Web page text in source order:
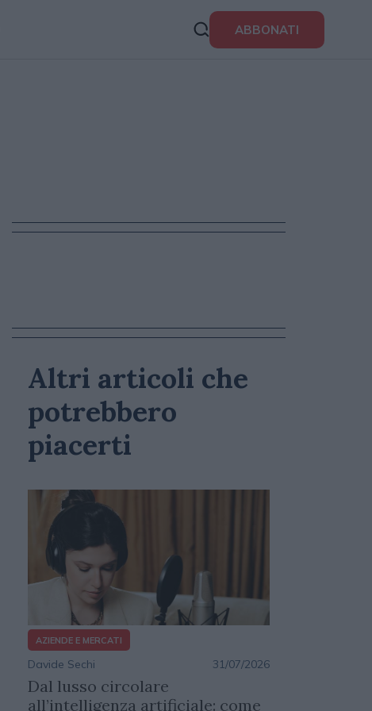
ABBONATI
Altri articoli che
potrebbero
piacerti
AZIENDE E MERCATI
Davide Sechi 31/07/2026
Dal lusso circolare
all’intelligenza artificiale: come